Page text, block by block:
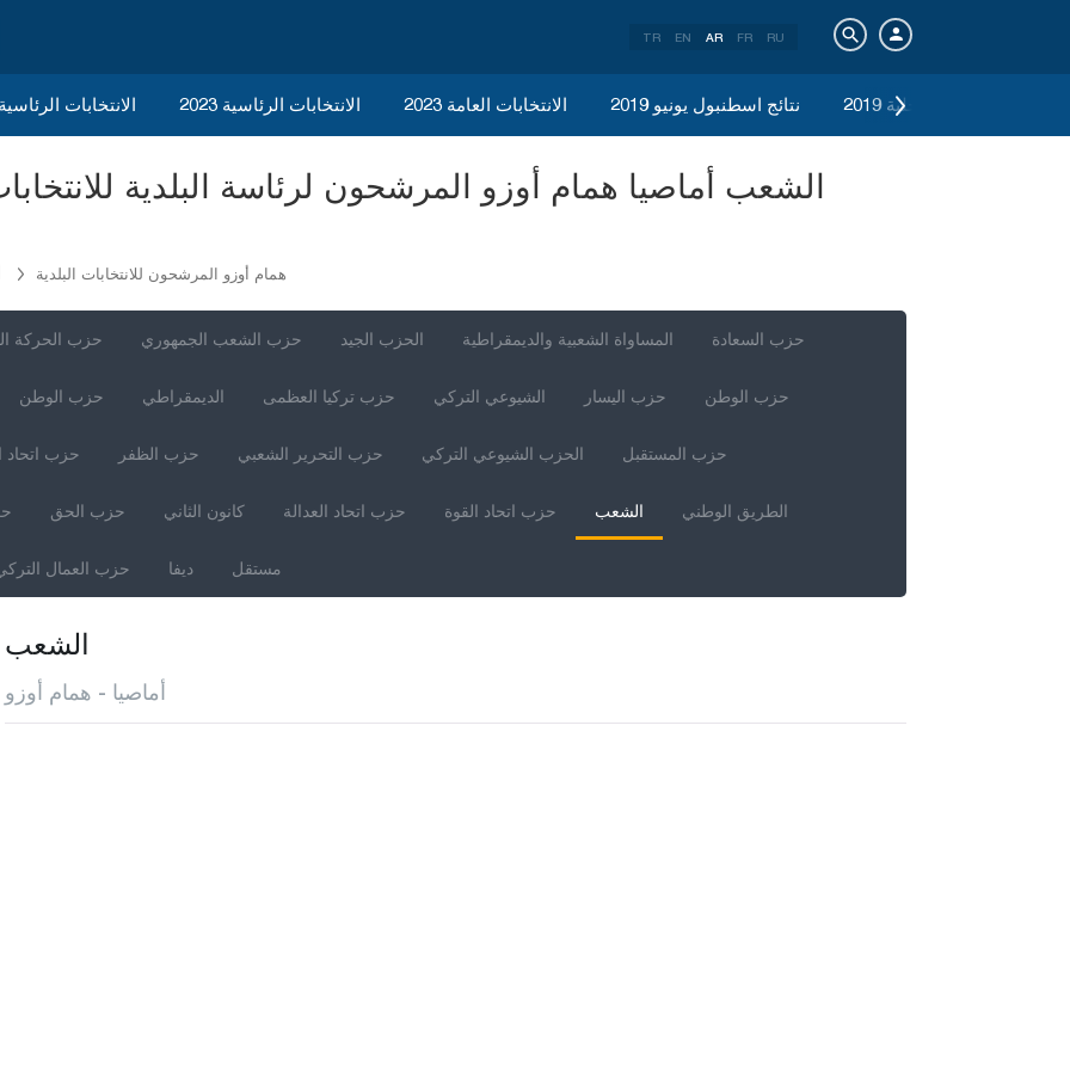
TR EN AR FR RU
2023 الانتخابات الانتخابات الرئاسية 2023 الانتخابات العامة 2023 نتائج اسطنبول يونيو 2019 الانتخابات المحلية 2019
همام أوزو المرشحون للانتخابات البلدية
حزب الحركة حزب الشعب الجمهوري الحزب الجيد المساواة الشعبية والديمقراطية حزب السعادة
حزب الوطن الديمقراطي حزب تركيا العظمى الشيوعي التركي حزب اليسار حزب الوطن
حزب اتحاد حزب الظفر حزب التحرير الشعبي الحزب الشيوعي التركي حزب المستقبل
حزب الحق كانون الثاني حزب اتحاد العدالة حزب اتحاد القوة الشعب الطريق الوطني
حزب العمال ديفا مستقل
الشعب
أماصيا - همام أوزو